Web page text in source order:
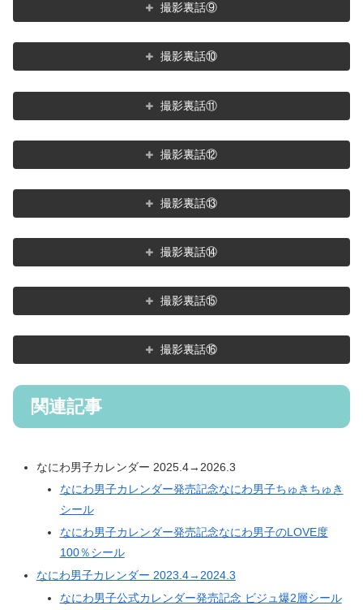
撮影裏話⑨
撮影裏話⑩
撮影裏話⑪
撮影裏話⑫
撮影裏話⑬
撮影裏話⑭
撮影裏話⑮
撮影裏話⑯
関連記事
なにわ男子カレンダー 2025.4→2026.3
なにわ男子カレンダー発売記念なにわ男子ちゅきちゅき
シール
なにわ男子カレンダー発売記念なにわ男子のLOVE度
100％シール
なにわ男子カレンダー 2023.4→2024.3
なにわ男子公式カレンダー発売記念 ビジュ爆2層シール